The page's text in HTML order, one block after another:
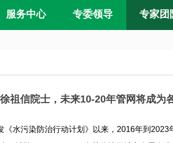
服务中心 专委领导 专家团
徐祖信院士，未来10-20年管网将成为
《水污染防治行动计划》以来，2016年到